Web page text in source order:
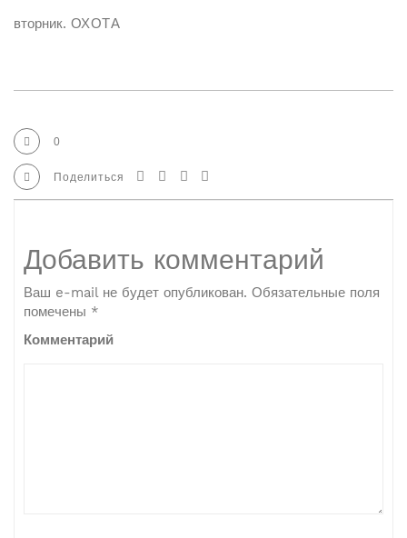
вторник. ОХОТА
0
Поделиться
Добавить комментарий
Ваш e-mail не будет опубликован. Обязательные поля
помечены *
Комментарий